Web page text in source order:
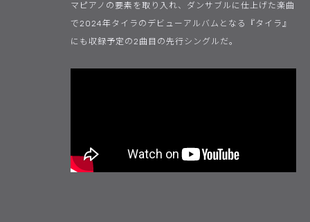
マピアノの要素を取り入れ、ダンサブルに仕上げた楽曲
で2024年タイラのデビューアルバムとなる『タイラ』
にも収録予定の2曲目の先行シングルだ。